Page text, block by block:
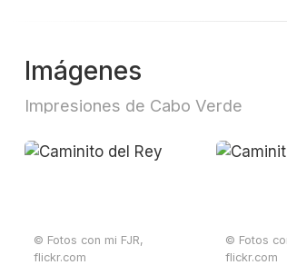
Imágenes
Impresiones de Cabo Verde
© Fotos con mi FJR,
flickr.com
© Fotos
flickr.com